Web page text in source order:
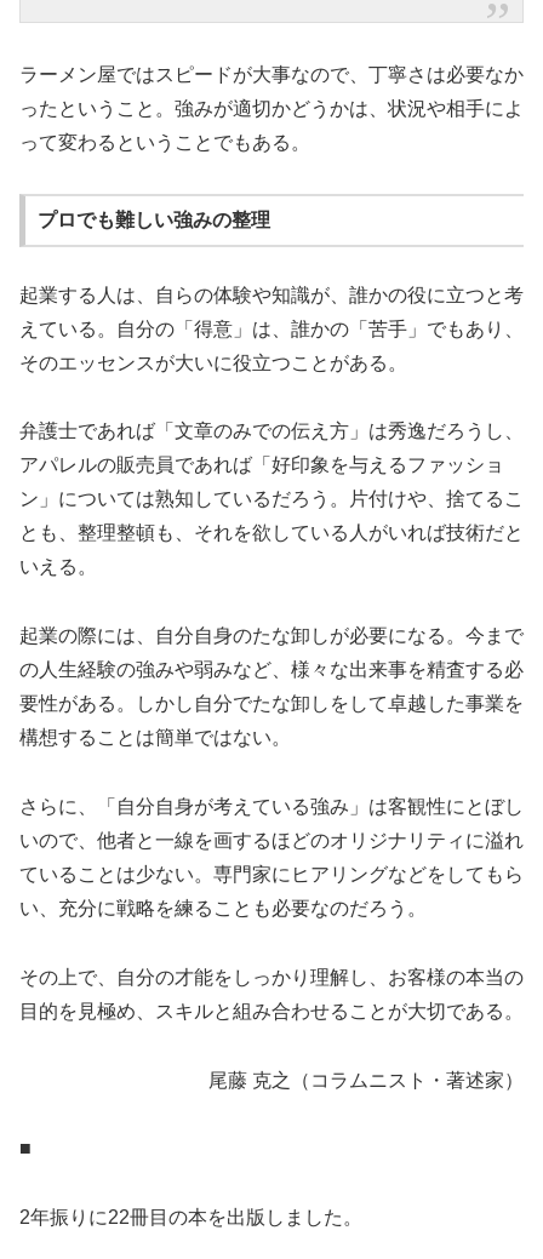
ラーメン屋ではスピードが大事なので、丁寧さは必要なか
ったということ。強みが適切かどうかは、状況や相手によ
って変わるということでもある。
プロでも難しい強みの整理
起業する人は、自らの体験や知識が、誰かの役に立つと考
えている。自分の「得意」は、誰かの「苦手」でもあり、
そのエッセンスが大いに役立つことがある。
弁護士であれば「文章のみでの伝え方」は秀逸だろうし、
アパレルの販売員であれば「好印象を与えるファッショ
ン」については熟知しているだろう。片付けや、捨てるこ
とも、整理整頓も、それを欲している人がいれば技術だと
いえる。
起業の際には、自分自身のたな卸しが必要になる。今まで
の人生経験の強みや弱みなど、様々な出来事を精査する必
要性がある。しかし自分でたな卸しをして卓越した事業を
構想することは簡単ではない。
さらに、「自分自身が考えている強み」は客観性にとぼし
いので、他者と一線を画するほどのオリジナリティに溢れ
ていることは少ない。専門家にヒアリングなどをしてもら
い、充分に戦略を練ることも必要なのだろう。
その上で、自分の才能をしっかり理解し、お客様の本当の
目的を見極め、スキルと組み合わせることが大切である。
尾藤 克之（コラムニスト・著述家）
■
2年振りに22冊目の本を出版しました。